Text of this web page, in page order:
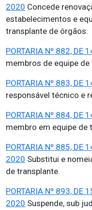
2020 Concede
estabelecimentos e
transplante de órgãos.
PORTARIA Nº 882, DE
membros de equipe de
PORTARIA Nº 883, DE
responsável técnico e
PORTARIA Nº 884, DE
membro em equipe de
PORTARIA Nº 885, DE
2020 Substitui e
de transplante.
PORTARIA Nº 893, DE
2020 Suspende, sub